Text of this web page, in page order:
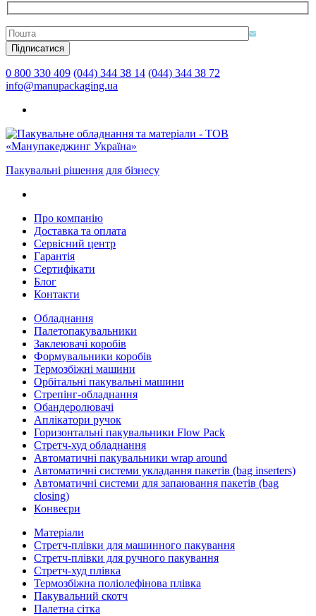
0 800 330 409 (044) 344 38 14 (044) 344 38 72
info@manupackaging.ua
Пакувальні рішення для бізнесу
Про компанію
Доставка та оплата
Сервісний центр
Гарантія
Сертифікати
Блог
Контакти
Обладнання
Палетопакувальники
Заклеювачі коробів
Формувальники коробів
Термозбіжні машини
Орбітальні пакувальні машини
Стрепінг-обладнання
Обандеролювачі
Аплікатори ручок
Горизонтальні пакувальники Flow Pack
Стретч-худ обладнання
Автоматичні пакувальники wrap around
Автоматичні системи укладання пакетів (bag inserters)
Автоматичні системи для запаювання пакетів (bag
closing)
Конвеєри
Матеріали
Стретч-плівки для машинного пакування
Стретч-плівки для ручного пакування
Стретч-худ плівка
Термозбіжна поліолефінова плівка
Пакувальний скотч
Палетна сітка